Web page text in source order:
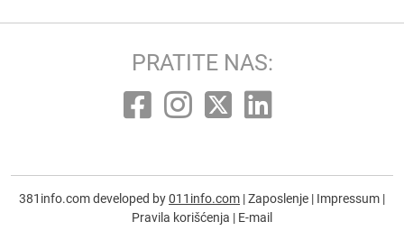
PRATITE NAS:
381info.com developed by011info.com |Zaposlenje | Impressum |
Pravila korišćenja | E-mail